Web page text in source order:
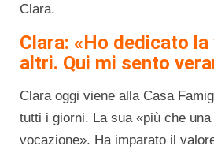
Clara.
Clara: «Ho dedicato
altri. Qui mi sento
Clara oggi viene alla Casa
tutti i giorni. La sua «più che
vocazione». Ha imparato il